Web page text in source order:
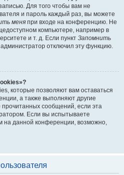
Для того чтобы вам не
и пароль каждый раз, вы можете
меня при входе на конференцию. Не
компьютере, например в
и т. д. Если пункт Запомнить
администратор отключил эту функцию.
которые позволяют вам оставаться
а также выполняют другие
прочитанных сообщений, если эта
Если вы испытываете
на данной конференции, возможно,